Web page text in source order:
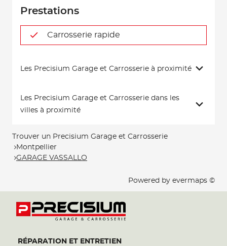
Prestations
Carrosserie rapide
Les Precisium Garage et Carrosserie à proximité
Les Precisium Garage et Carrosserie dans les
villes à proximité
Trouver un Precisium Garage et Carrosserie
Montpellier
GARAGE VASSALLO
Powered by evermaps ©
RÉPARATION ET ENTRETIEN